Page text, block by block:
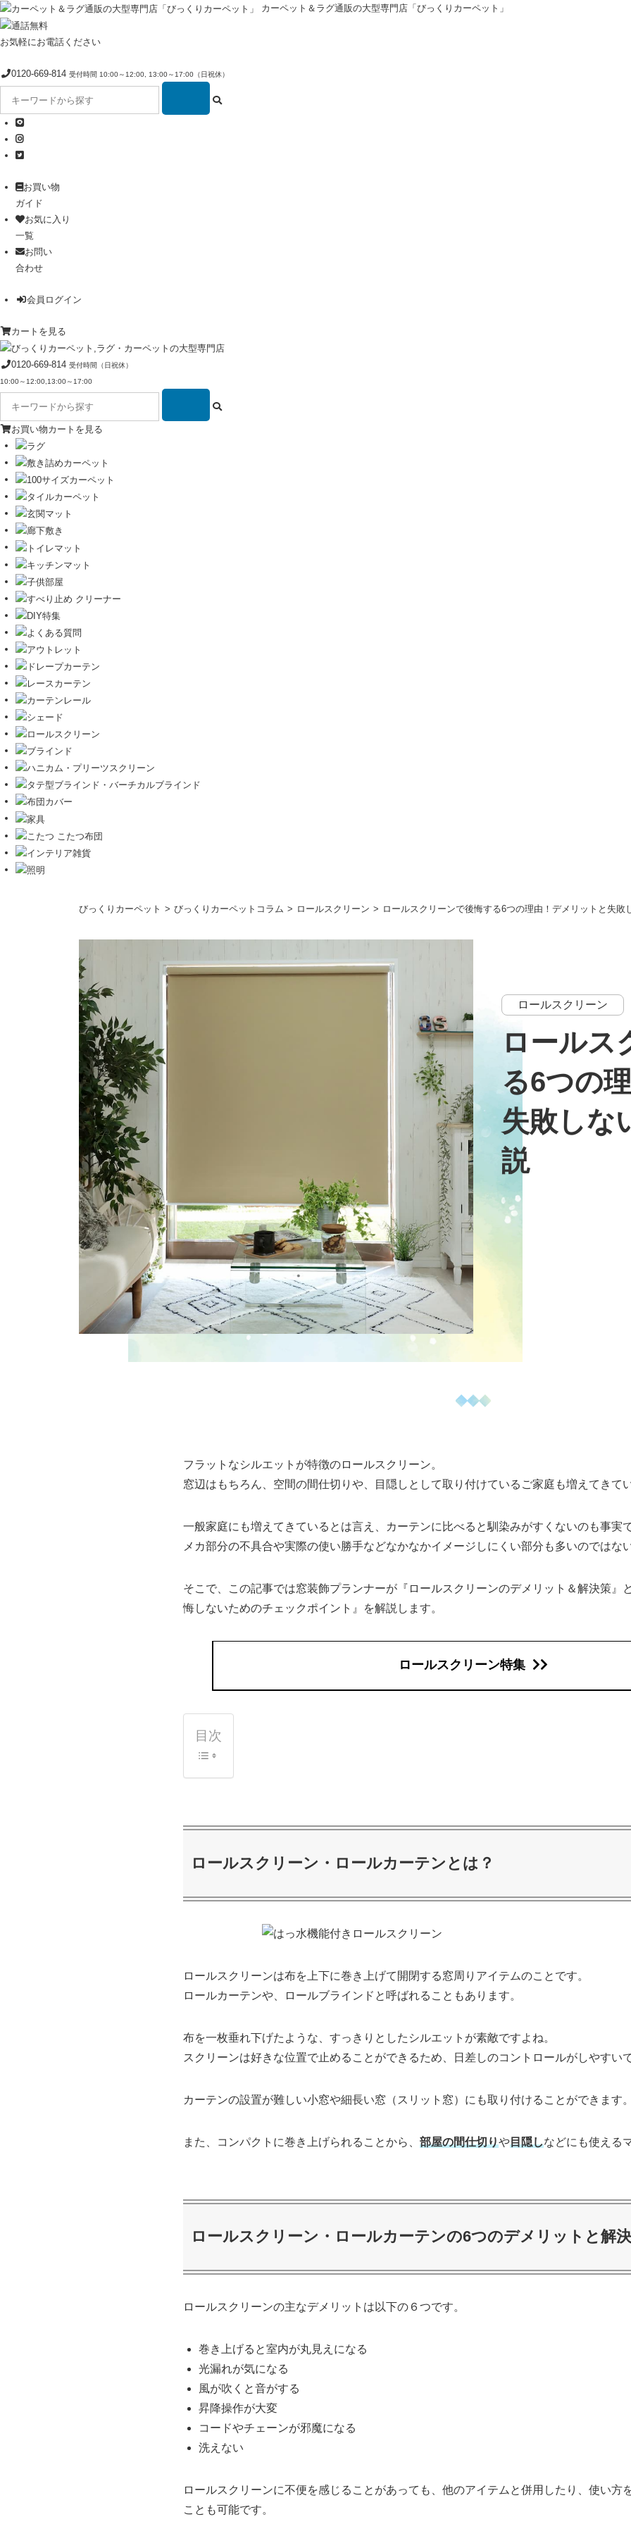
カーペット＆ラグ通販の大型専門店「びっくりカーペット」
お気軽にお電話ください
0120-669-814受付時間 10:00～12:00, 13:00～17:00（日祝休）
お買い物
ガイド
お気に入り
一覧
お問い
合わせ
会員ログイン
カートを見る
0120-669-814受付時間（日祝休）
10:00～12:00,13:00～17:00
お買い物カートを見る
びっくりカーペット びっくりカーペットコラム ロールスクリーン ロールスクリーンで後悔する6つの理由！デメリットと失敗
ロールスクリーン
ロールス
る6つの
失敗しな
説
フラットなシルエットが特徴のロールスクリーン。
窓辺はもちろん、空間の間仕切りや、目隠しとして取り付けているご家庭も増えてきて
一般家庭にも増えてきているとは言え、カーテンに比べると馴染みがすくないのも事実で
メカ部分の不具合や実際の使い勝手などなかなかイメージしにくい部分も多いのではな
そこで、この記事では窓装飾プランナーが『ロールスクリーンのデメリット＆解決策』
悔しないためのチェックポイント』を解説します。
ロールスクリーン特集
目次
ロールスクリーン・ロールカーテンとは？
ロールスクリーンは布を上下に巻き上げて開閉する窓周りアイテムのことです。
ロールカーテンや、ロールブラインドと呼ばれることもあります。
布を一枚垂れ下げたような、すっきりとしたシルエットが素敵ですよね。
スクリーンは好きな位置で止めることができるため、日差しのコントロールがしやすいで
カーテンの設置が難しい小窓や細長い窓（スリット窓）にも取り付けることができます。
また、コンパクトに巻き上げられることから、 部屋の間仕切りや目隠しなどにも使える
ロールスクリーン・ロールカーテンの6つのデメリットと解
ロールスクリーンの主なデメリットは以下の６つです。
巻き上げると室内が丸見えになる
光漏れが気になる
風が吹くと音がする
昇降操作が大変
コードやチェーンが邪魔になる
洗えない
ロールスクリーンに不便を感じることがあっても、他のアイテムと併用したり、使い方
ことも可能です。